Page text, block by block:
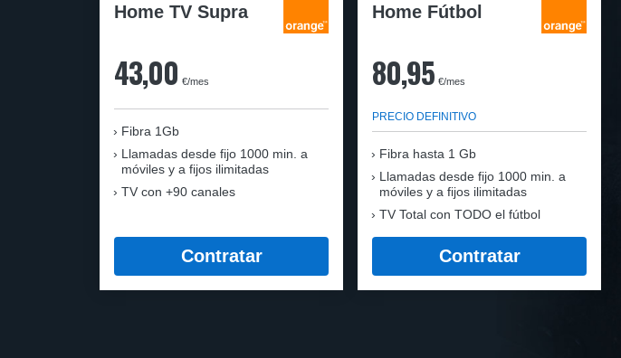
Home TV Supra
43,00 €/mes
Fibra 1Gb
Llamadas desde fijo 1000 min. a
móviles y a fijos ilimitadas
TV con +90 canales
Contratar
Home Fútbol
80,95 €/mes
PRECIO DEFINITIVO
Fibra hasta 1 Gb
Llamadas desde fijo 1000 min. a
móviles y a fijos ilimitadas
TV Total con TODO el fútbol
Contratar